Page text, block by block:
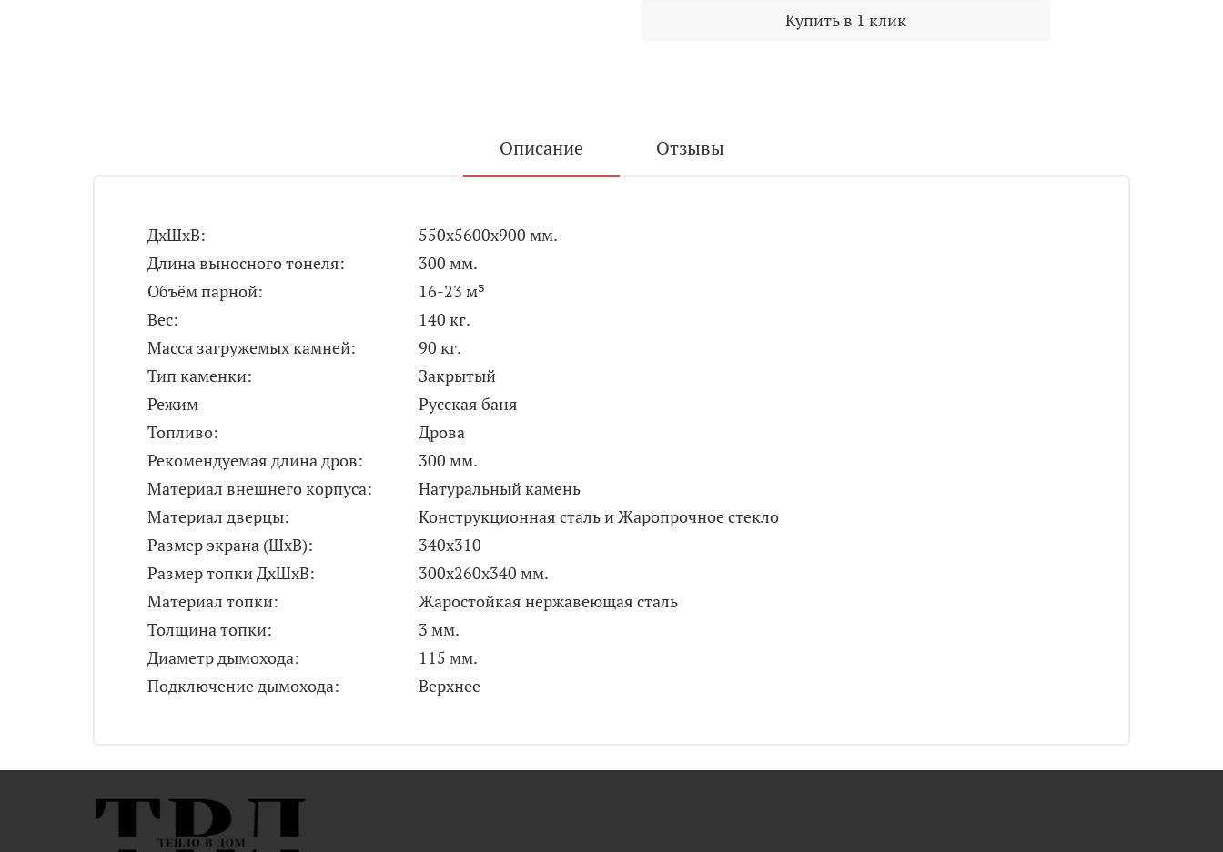
Купить в 1 клик
Описание Отзывы
ДxШxВ:
550x5600x900 мм.
Длина выносного тонеля:
300 мм.
Объём парной:
16-23 м³
Вес:
140 кг.
Масса загружемых камней:
90 кг.
Тип каменки:
Закрытый
Режим
Русская баня
Топливо:
Дрова
Рекомендуемая длина дров:
300 мм.
Материал внешнего корпуса:
Натуральный камень
Материал дверцы:
Конструкционная сталь и Жаропрочное стекло
Размер экрана (ШxВ):
340x310
Размер топки ДxШxВ:
300x260x340 мм.
Материал топки:
Жаростойкая нержавеющая сталь
Толщина топки:
3 мм.
Диаметр дымохода:
115 мм.
Подключение дымохода:
Верхнее